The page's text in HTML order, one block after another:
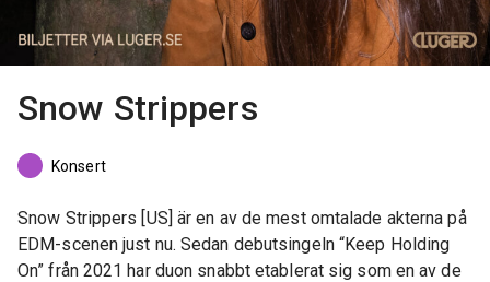
Snow Strippers
Konsert
Snow Strippers [US] är en av de mest omtalade akterna på
EDM-scenen just nu. Sedan debutsingeln “Keep Holding
On” från 2021 har duon snabbt etablerat sig som en av de